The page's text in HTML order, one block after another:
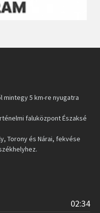
mintegy 5 km-re nyugatra
faluközpont Északsé
Torony és Nárai, fekvése
02:34